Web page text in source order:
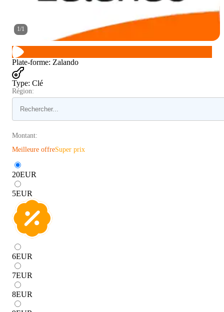
1/1
Plate-forme: Zalando
Type: Clé
Région:
Montant:
Meilleure offreSuper prix
20EUR
5EUR
6EUR
7EUR
8EUR